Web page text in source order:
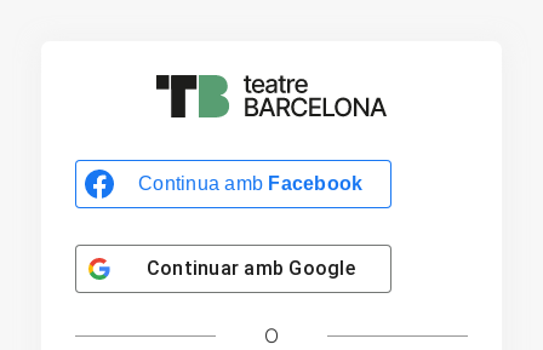
Continua amb Facebook
Continuar amb Google
O